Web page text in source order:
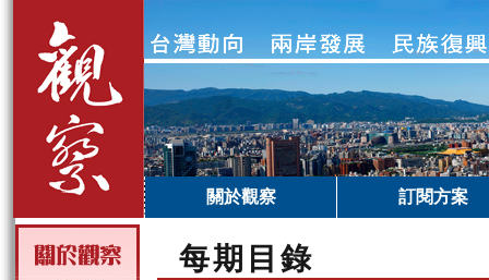
關於觀察 訂閱方案
每期目錄